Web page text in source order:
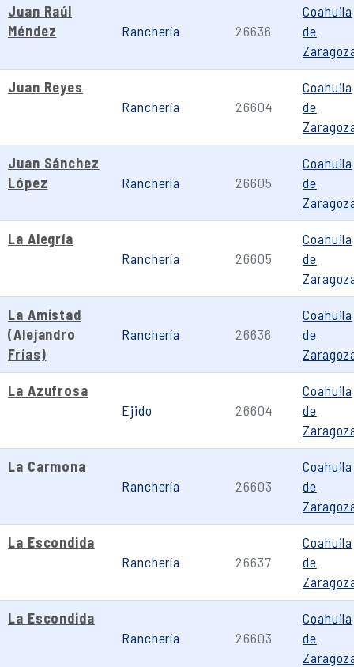
Juan Raúl
Méndez
Ranchería 26636
Coahuila
de
Juan Reyes
Ranchería
26604
Coahuila
de
Juan Sánchez
López
Ranchería 26605
Coahuila
de
La Alegría
Ranchería
26605
Coahuila
de
La Amistad
(Alejandro
Frías)
Ranchería 26636
Coahuila
de
La Azufrosa
Ejido
26604
Coahuila
de
La Carmona
Ranchería
26603
Coahuila
de
La Escondida
Ranchería
26637
Coahuila
de
La Escondida
Ranchería
26603
Coahuila
de